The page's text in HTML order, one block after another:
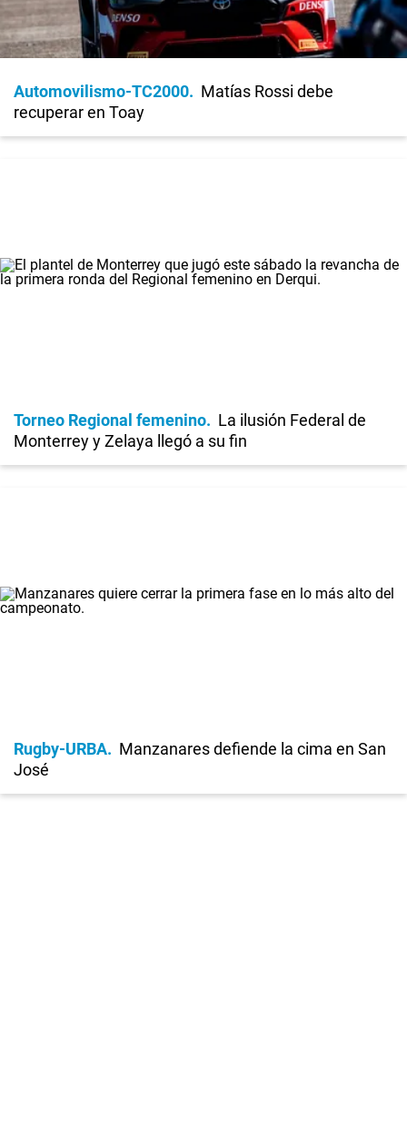
Automovilismo-TC2000
Matías Rossi debe
recuperar en Toay
Torneo Regional femenino
La ilusión Federal de
Monterrey y Zelaya llegó a su fin
Rugby-URBA
Manzanares defiende la cima en San
José